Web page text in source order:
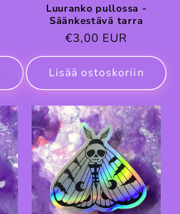
Luuranko pullossa -
Säänkestävä tarra
Normaalihinta
€3,00 EUR
Lisää ostoskoriin